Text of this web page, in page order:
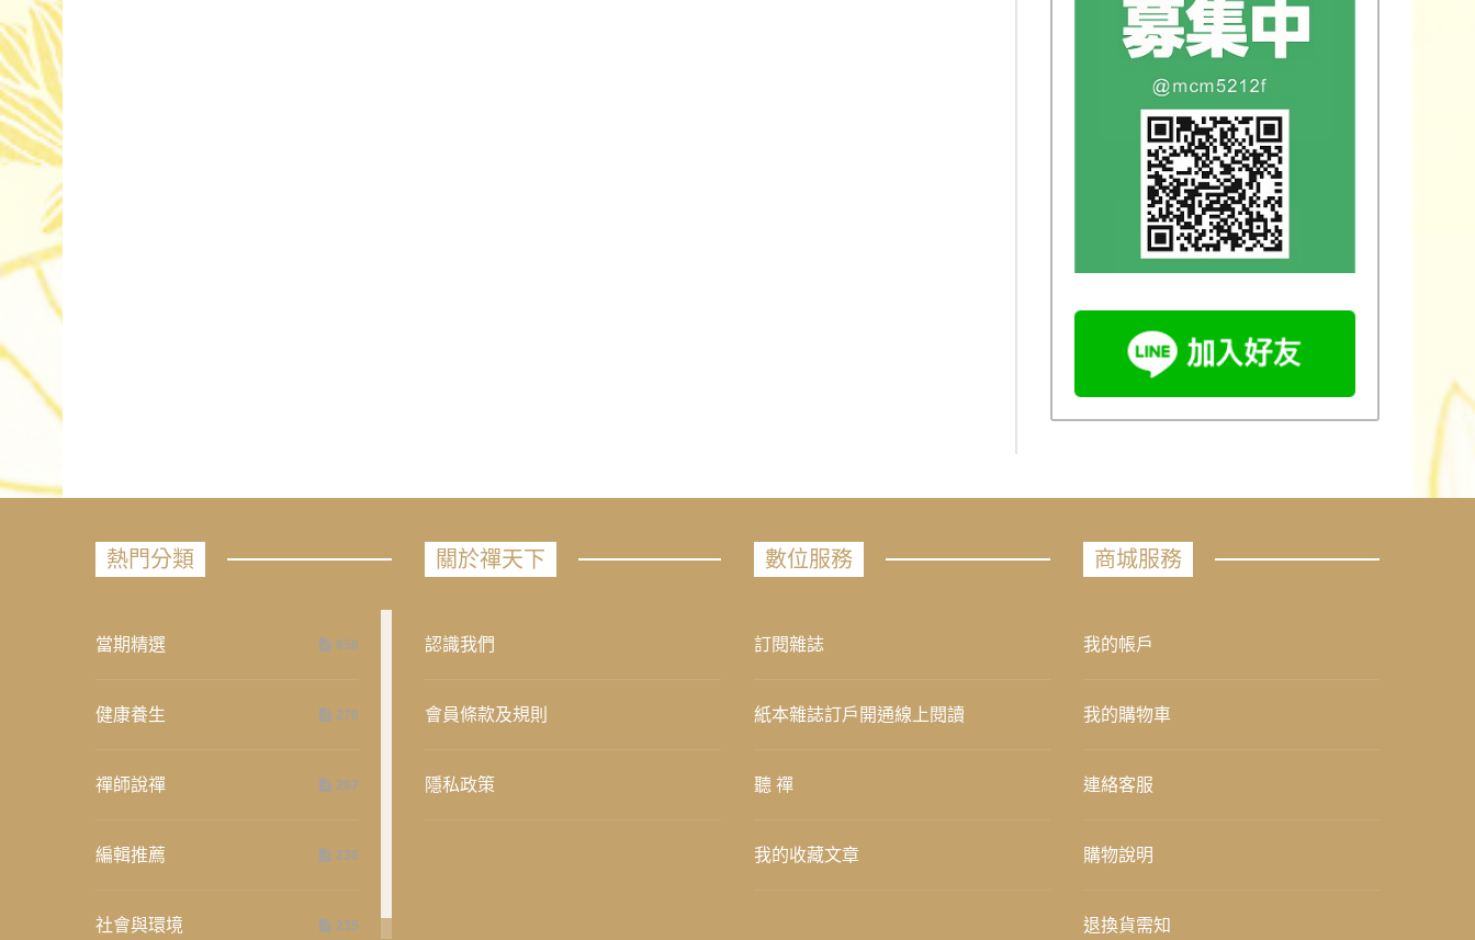
熱門分類
當期精選 658
健康養生 276
禪師說禪 267
編輯推薦 236
社會與環境 235
關於禪天下
認識我們
會員條款及規則
隱私政策
數位服務
訂閱雜誌
紙本雜誌訂戶開通線上閱讀
聽 禪
我的收藏文章
商城服務
我的帳戶
我的購物車
連絡客服
購物說明
退換貨需知